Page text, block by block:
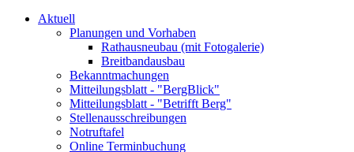
Aktuell
Planungen und Vorhaben
Rathausneubau (mit Fotogalerie)
Breitbandausbau
Bekanntmachungen
Mitteilungsblatt - "BergBlick"
Mitteilungsblatt - "Betrifft Berg"
Stellenausschreibungen
Notruftafel
Online Terminbuchung